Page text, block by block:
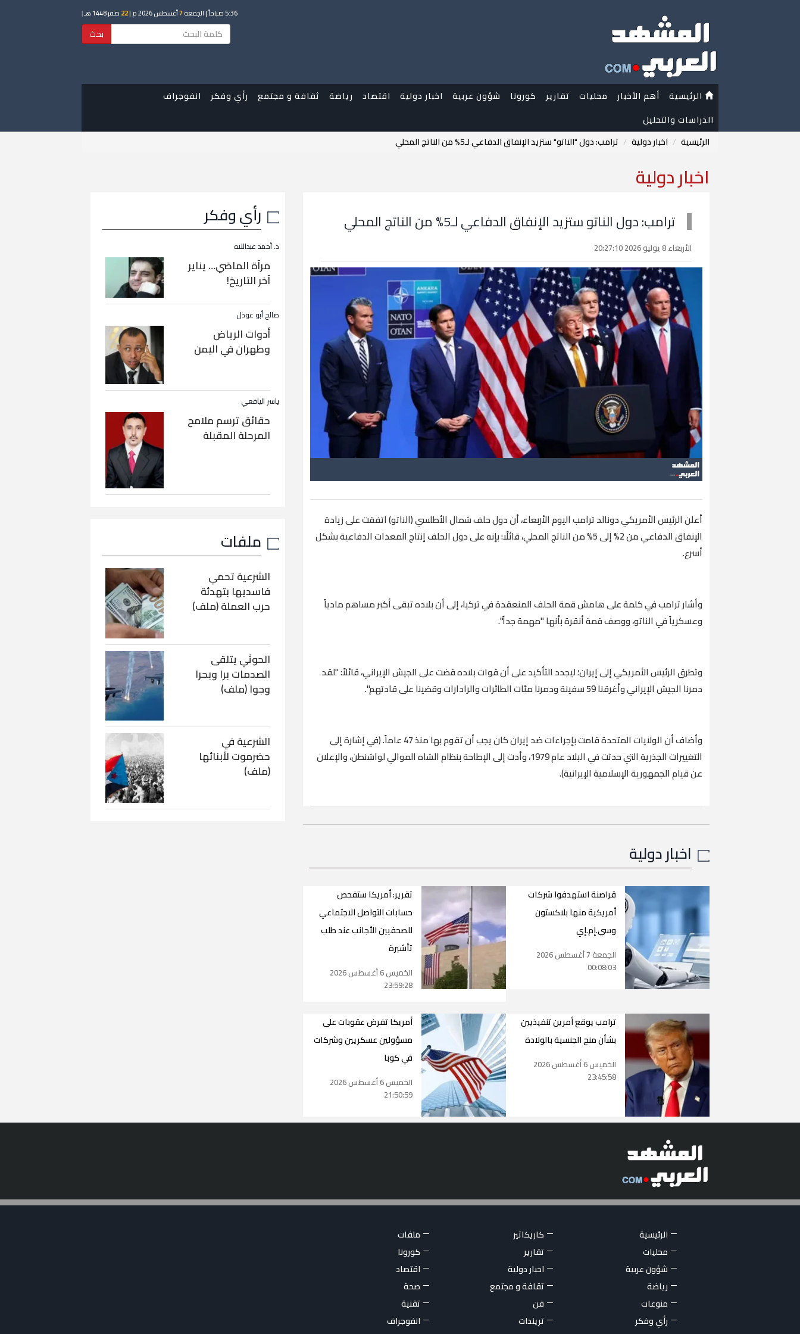
5:36 صباحاً | الجمعة7أغسطس 2026 م | 22 صفر 1448 هـ |
بحث
الرئيسية أهم الأخبار محليات تقارير كورونا شؤون عربية اخبار دولية اقتصاد رياضة ثقافة و مجتمع رأي وفكر
انفوجراف
الدراسات والتحليل
الرئيسية
اخبار دولية ترامب: دول "الناتو" ستزيد الإنفاق الدفاعي لـ5% من الناتج المحلي
اخبار دولية
ترامب: دول الناتو ستزيد الإنفاق الدفاعي لـ5% من الناتج المحلي
الأربعاء 8 يوليو 2026 20:27:10
أعلن الرئيس الأمريكي دونالد ترامب اليوم الأربعاء، أن دول حلف شمال الأطلسي (الناتو) اتفقت على زيادة
الإنفاق الدفاعي من 2% إلى 5% من الناتج المحلي، قائلًا: بإنه على دول الحلف إنتاج المعدات الدفاعية بشكل
أسرع.
وأشار ترامب في كلمة على هامش قمة الحلف المنعقدة في تركيا، إلى أن بلاده تبقى أكبر مساهم مادياً
وعسكرياً في الناتو، ووصف قمة أنقرة بأنها "مهمة جداً".
وتطرق الرئيس الأمريكي إلى إيران؛ ليجدد التأكيد على أن قوات بلاده قضت على الجيش الإيراني، قائلاً: "لقد
دمرنا الجيش الإيراني وأغرقنا 59 سفينة ودمرنا مئات الطائرات والرادارات وقضينا على قادتهم".
وأضاف أن الولايات المتحدة قامت بإجراءات ضد إيران كان يجب أن تقوم بها منذ 47 عاماً. (في إشارة إلى
التغييرات الجذرية التي حدثت في البلاد عام 1979، وأدت إلى الإطاحة بنظام الشاه الموالي لواشنطن، والإعلان
عن قيام الجمهورية الإسلامية الإيرانية).
اخبار دولية
قراصنة استهدفوا شركات
أمريكية منها بلاكستون
وسي.إم.إي
الجمعة 7 أغسطس 2026
00:08:03
تقرير: أمريكا ستفحص
حسابات التواصل الاجتماعي
للصحفيين الأجانب عند طلب
تأشيرة
الخميس 6 أغسطس 2026
23:59:28
ترامب يوقع أمرين تنفيذيين
بشأن منح الجنسية بالولادة
الخميس 6 أغسطس 2026
23:45:58
أمريكا تفرض عقوبات على
مسؤولين عسكريين وشركات
في كوبا
الخميس 6 أغسطس 2026
21:50:59
رأي وفكر
د. أحمد عبداللاه
مرآة الماضي… يناير
آخر التاريخ!
صالح أبو عوذل
أدوات الرياض
وطهران في اليمن
ياسر اليافعي
حقائق ترسم ملامح
المرحلة المقبلة
ملفات
الشرعية تحمي
فاسديها بتهدئة
حرب العملة (ملف)
الحوثي يتلقى
الصدمات برا وبحرا
وجوا (ملف)
الشرعية في
حضرموت لأبنائها
(ملف)
الرئيسية كاريكاتير
ملفات
محليات
تقارير
كورونا
شؤون عربية
اخبار دولية
اقتصاد
رياضة
ثقافة و مجتمع
صحة
منوعات
فن
تقنية
رأي وفكر
تريندات
انفوجراف